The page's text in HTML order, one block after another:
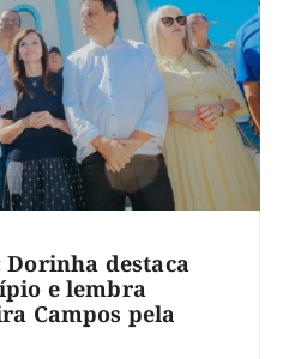
Dorinha destaca
e lembra
Campos pela